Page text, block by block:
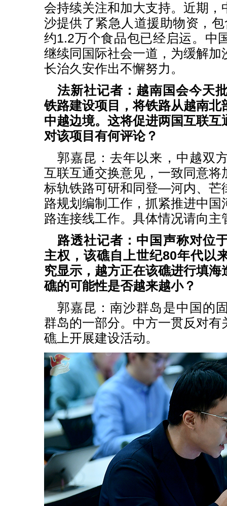
会持续关注和加大支持。近期，
沙提供了紧急人道援助物资，
约1.2万个食品包已经启运。中
继续同国际社会一道，为缓解加
长治久安作出不懈努力。
法新社记者：越南国会今天
铁路建设项目，将铁路从越南北
中越边境。这将促进两国互联互
对该项目有何评论？
郭嘉昆：去年以来，中越双
互联互通交换意见，一致同意
标轨铁路可研和同登—河内、
路规划编制工作，抓紧推进中国
路连接线工作。具体情况请向主
路透社记者：中国声称对位
主权，该礁自上世纪80年代以
究显示，越方正在该礁进行填海
礁的可能性是否越来越小？
郭嘉昆：南沙群岛是中国的
群岛的一部分。中方一贯反对有
礁上开展建设活动。